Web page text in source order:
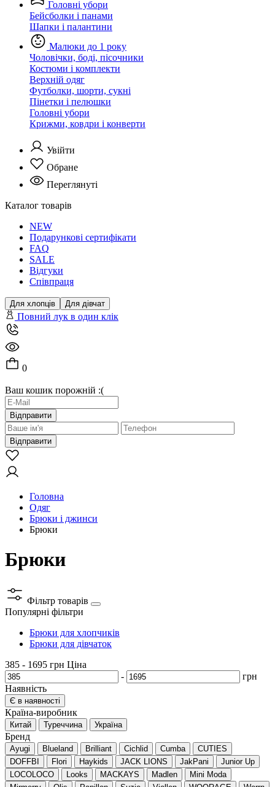
Головні убори
Бейсболки і панами
Шапки і палантини
Малюки до 1 року
Чоловічки, боді, пісочники
Костюми і комплекти
Верхній одяг
Футболки, шорти, сукні
Пінетки і пелюшки
Головні убори
Крижми, ковдри і конверти
Увійти
Обране
Переглянуті
Каталог товарів
NEW
Подарункові сертифікати
FAQ
SALE
Відгуки
Співпраця
Для хлопців Для дівчат
Повний лук в один клік
0
Ваш кошик порожній :(
Відправити
Відправити
Головна
Одяг
Брюки і джинси
Брюки
Брюки
Фільтр товарів
Популярні фільтри
Брюки для хлопчиків
Брюки для дівчаток
385 - 1695 грн Ціна
-
грн
Наявність
Є в наявності
Країна-виробник
Китай Туреччина Україна
Бренд
Ayugi Blueland Brilliant Cichlid Cumba
CUTIES
DOFFBI
Flori Haykids JACK LIONS JakPani
Junior Up
LOCOLOCO
Looks MACKAYS Madlen
Mini Moda